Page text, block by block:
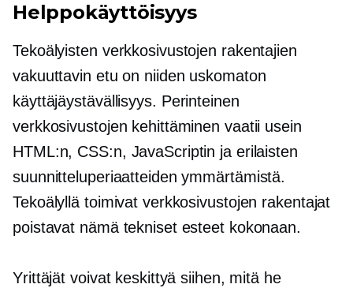
Helppokäyttöisyys
Tekoälyisten verkkosivustojen rakentajien
vakuuttavin etu on niiden uskomaton
käyttäjäystävällisyys. Perinteinen
verkkosivustojen kehittäminen vaatii usein
HTML:n, CSS:n, JavaScriptin ja erilaisten
suunnitteluperiaatteiden ymmärtämistä.
Tekoälyllä toimivat verkkosivustojen rakentajat
poistavat nämä tekniset esteet kokonaan.
Yrittäjät voivat keskittyä siihen, mitä he